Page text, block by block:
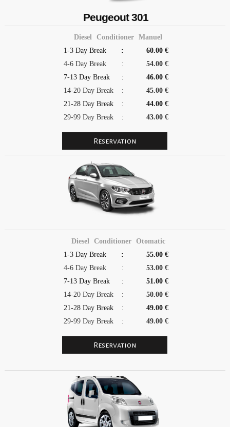
Peugeout 301
Diesel Conditioner
Manuel
1-3 Day Break
:
60.00 €
4-6 Day Break
:
54.00 €
7-13 Day Break
:
46.00 €
14-20 Day Break
:
45.00 €
21-28 Day Break
:
44.00 €
29-99 Day Break
: 43.00 €
Diesel Conditioner
Otomatic
1-3 Day Break
:
55.00 €
4-6 Day Break
:
53.00 €
7-13 Day Break
:
51.00 €
14-20 Day Break
:
50.00 €
21-28 Day Break
:
49.00 €
29-99 Day Break
: 49.00 €